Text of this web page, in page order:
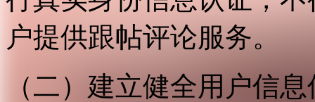
户提供跟帖评论服务。
（二）建立健全用户信